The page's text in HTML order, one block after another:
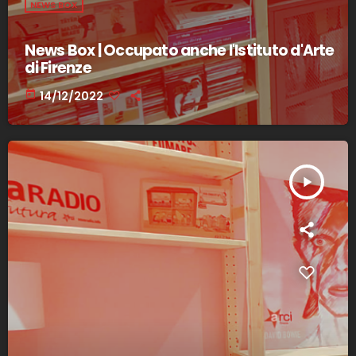
NEWS BOX
News Box | Occupato anche l'Istituto d'Arte
di Firenze
today 14/12/2022
play_arrow